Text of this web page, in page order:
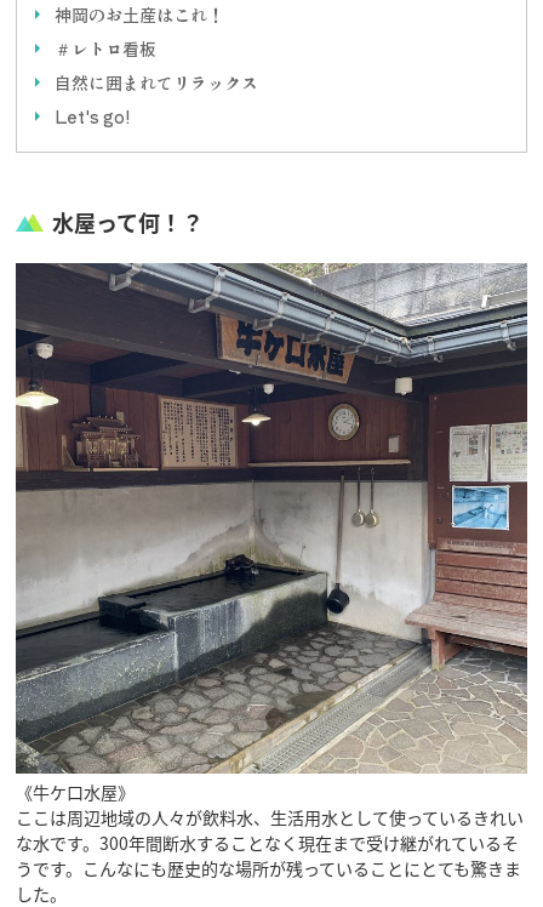
神岡のお土産はこれ！
＃レトロ看板
自然に囲まれてリラックス
Let's go!
水屋って何！？
《牛ケ口水屋》
ここは周辺地域の人々が飲料水、生活用水として使っているきれい
な水です。300年間断水することなく現在まで受け継がれているそ
うです。こんなにも歴史的な場所が残っていることにとても驚きま
した。